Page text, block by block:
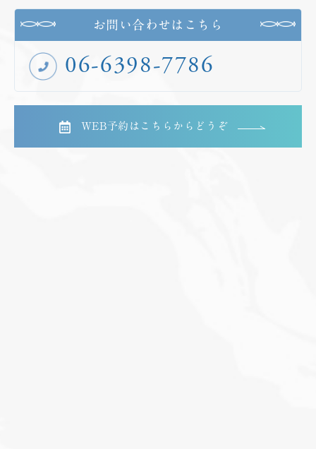
お問い合わせはこちら
06-6398-7786
WEB予約はこちらからどうぞ